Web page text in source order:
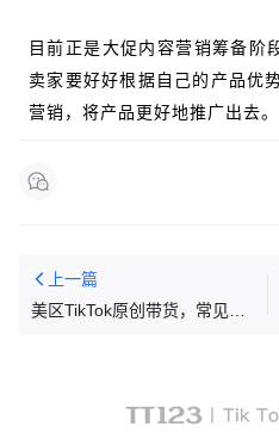
目前正是大促内容营销筹备阶
卖家要好好根据自己的产品优
营销，将产品更好地推广出去。
上一篇
美区TikTok原创带货，常见问